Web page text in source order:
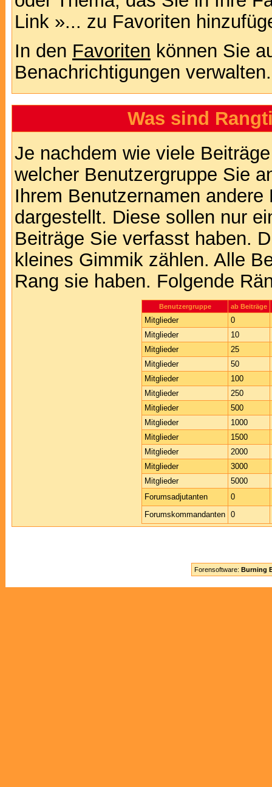
Link »... zu Favoriten
In den Favoriten können Sie
Benachrichtigungen verwalten.
Was sind
Je nachdem wie viele
welcher Benutzergruppe Sie
Ihrem Benutzernamen
dargestellt. Diese sollen nur
Beiträge Sie verfasst haben.
kleines Gimmik zählen. Alle
Rang sie haben. Folgende
Benutzergruppe ab Beiträge
Mitglieder
0
Mitglieder
10
Mitglieder
25
Mitglieder
50
Mitglieder
100
Mitglieder
250
Mitglieder
500
Mitglieder
1000
Mitglieder
1500
Mitglieder
2000
Mitglieder
3000
Mitglieder
5000
Forumsadjutanten
0
Forumskommandanten 0
Forensoftware: Burning